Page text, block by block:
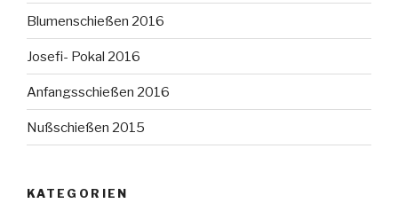
Blumenschießen 2016
Josefi- Pokal 2016
Anfangsschießen 2016
Nußschießen 2015
KATEGORIEN